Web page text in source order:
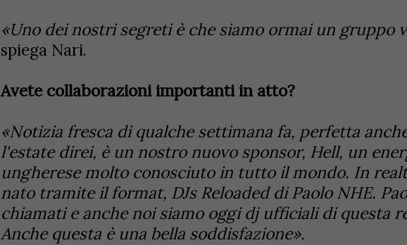
«Uno dei nostri segreti è che siamo ormai un gruppo
spiega Nari.
Avete collaborazioni importanti in atto?
«Notizia fresca di qualche settimana fa, perfetta
l'estate direi, è un nostro nuovo sponsor, Hell, un
ungherese molto conosciuto in tutto il mondo. In
nato tramite il format, DJs Reloaded di Paolo NHE.
chiamati e anche noi siamo oggi dj ufficiali di questa
Anche questa è una bella soddisfazione».